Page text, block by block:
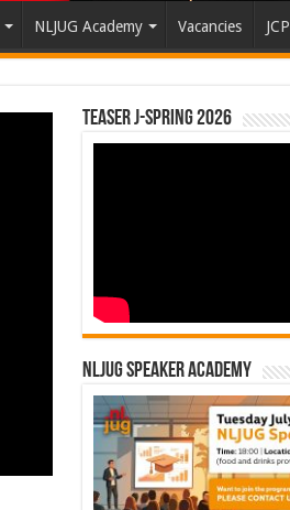
NLJUG Academy Vacancies JCP
Teaser J-Spring 2026
NLJUG Speaker Academy